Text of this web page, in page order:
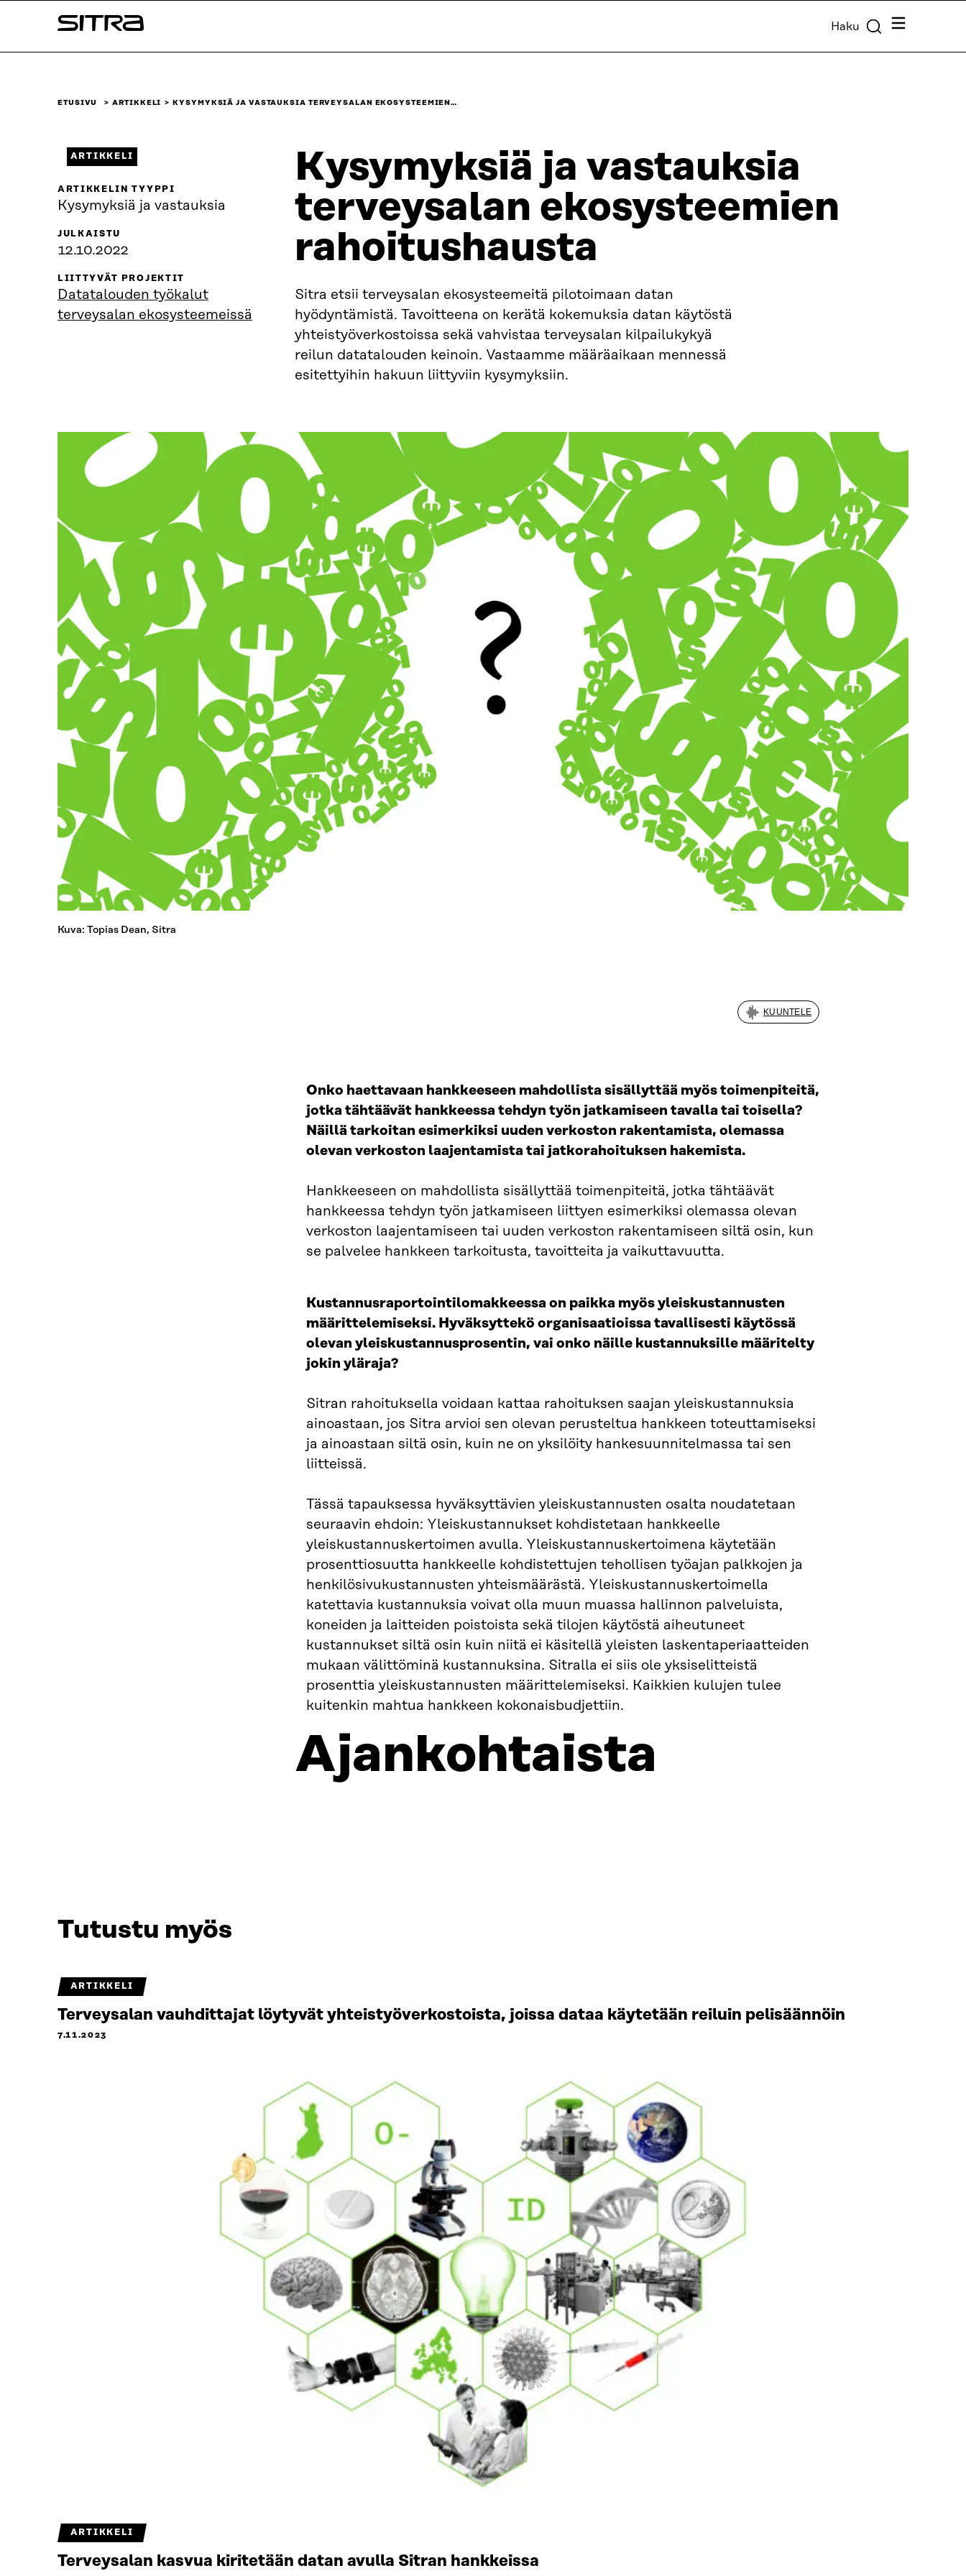
sisältöön
Sitra Haku Valikko
ETUSIVU ARTIKKELI KYSYMYKSIÄ JA VASTAUKSIA TERVEYSALAN EKOSYSTEEMIEN…
Kysymyksiä ja vastauksia
terveysalan ekosysteemien
rahoitushausta
Sitra etsii terveysalan ekosysteemeitä pilotoimaan datan
hyödyntämistä. Tavoitteena on kerätä kokemuksia datan käytöstä
yhteistyöverkostoissa sekä vahvistaa terveysalan kilpailukykyä
reilun datatalouden keinoin. Vastaamme määräaikaan mennessä
esitettyihin hakuun liittyviin kysymyksiin.
ARTIKKELI
ARTIKKELIN TYYPPI
Kysymyksiä ja vastauksia
JULKAISTU
12.10.2022
LIITTYVÄT PROJEKTIT
Datatalouden työkalut
terveysalan ekosysteemeissä
Kuva: Topias Dean, Sitra
KUUNTELE
Onko haettavaan hankkeeseen mahdollista sisällyttää myös toimenpiteitä,
jotka tähtäävät hankkeessa tehdyn työn jatkamiseen tavalla tai toisella?
Näillä tarkoitan esimerkiksi uuden verkoston rakentamista, olemassa
olevan verkoston laajentamista tai jatkorahoituksen hakemista.
Hankkeeseen on mahdollista sisällyttää toimenpiteitä, jotka tähtäävät
hankkeessa tehdyn työn jatkamiseen liittyen esimerkiksi olemassa olevan
verkoston laajentamiseen tai uuden verkoston rakentamiseen siltä osin, kun
se palvelee hankkeen tarkoitusta, tavoitteita ja vaikuttavuutta.
Kustannusraportointilomakkeessa on paikka myös yleiskustannusten
määrittelemiseksi. Hyväksyttekö organisaatioissa tavallisesti käytössä
olevan yleiskustannusprosentin, vai onko näille kustannuksille määritelty
jokin yläraja?
Sitran rahoituksella voidaan kattaa rahoituksen saajan yleiskustannuksia
ainoastaan, jos Sitra arvioi sen olevan perusteltua hankkeen toteuttamiseksi
ja ainoastaan siltä osin, kuin ne on yksilöity hankesuunnitelmassa tai sen
liitteissä.
Tässä tapauksessa hyväksyttävien yleiskustannusten osalta noudatetaan
seuraavin ehdoin: Yleiskustannukset kohdistetaan hankkeelle
yleiskustannuskertoimen avulla. Yleiskustannuskertoimena käytetään
prosenttiosuutta hankkeelle kohdistettujen tehollisen työajan palkkojen ja
henkilösivukustannusten yhteismäärästä. Yleiskustannuskertoimella
katettavia kustannuksia voivat olla muun muassa hallinnon palveluista,
koneiden ja laitteiden poistoista sekä tilojen käytöstä aiheutuneet
kustannukset siltä osin kuin niitä ei käsitellä yleisten laskentaperiaatteiden
mukaan välittöminä kustannuksina. Sitralla ei siis ole yksiselitteistä
prosenttia yleiskustannusten määrittelemiseksi. Kaikkien kulujen tulee
kuitenkin mahtua hankkeen kokonaisbudjettiin.
Ajankohtaista
Tutustu myös
ARTIKKELI
Terveysalan vauhdittajat löytyvät yhteistyö­verkostoista, joissa dataa käytetään reiluin pelisäännöin
7.11.2023
ARTIKKELI
Terveysalan kasvua kiritetään datan avulla Sitran hankkeissa